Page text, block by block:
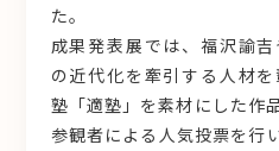
た。
成果発表展では、福沢諭
の近代化を牽引する人材
塾「適塾」を素材にした作
参観者による人気投票を行